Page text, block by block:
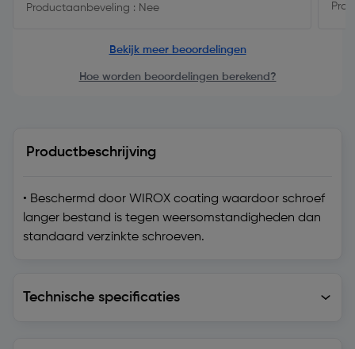
Productaanbeveling : Nee
Bekijk meer beoordelingen
Hoe worden beoordelingen berekend?
Productbeschrijving
• Beschermd door WIROX coating waardoor schroef
langer bestand is tegen weersomstandigheden dan
standaard verzinkte schroeven.
Technische specificaties